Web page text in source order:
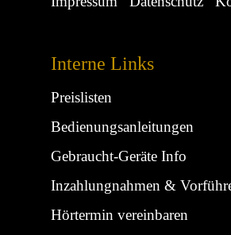
Interne Links
Preislisten
Bedienungsanleitungen
Gebraucht-Geräte Info
Inzahlungnahmen &
Hörtermin vereinbaren